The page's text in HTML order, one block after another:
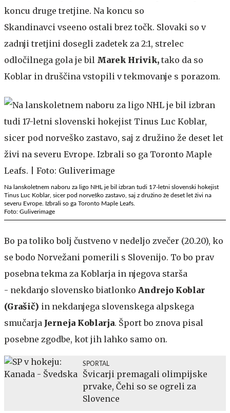
koncu druge tretjine. Na koncu so
Skandinavci vseeno ostali brez točk. Slovaki so v
zadnji tretjini dosegli zadetek za 2:1, strelec
odločilnega gola je bil Marek Hrivik, tako da so
Koblar in druščina vstopili v tekmovanje s porazom.
Na lanskoletnem naboru za ligo NHL je bil izbran tudi 17-letni slovenski hokejist
Tinus Luc Koblar, sicer pod norveško zastavo, saj z družino že deset let živi na
severu Evrope. Izbrali so ga Toronto Maple Leafs.
Foto: Guliverimage
Bo pa toliko bolj čustveno v nedeljo zvečer (20.20), ko
se bodo Norvežani pomerili s Slovenijo. To bo prav
posebna tekma za Koblarja in njegova starša
- nekdanjo slovensko biatlonko Andrejo Koblar
(Grašič) in nekdanjega slovenskega alpskega
smučarja Jerneja Koblarja. Šport bo znova pisal
posebne zgodbe, kot jih lahko samo on.
SPORTAL
Švicarji premagali olimpijske
prvake, Čehi so se ogreli za
Slovence